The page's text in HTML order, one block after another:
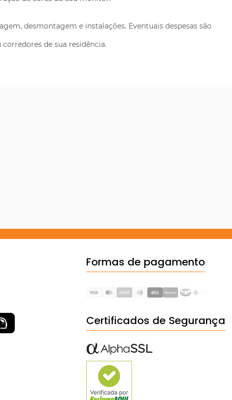
desmontagem e instalações. Eventuais despesas são
de sua residência.
Formas de pagamento
Certificados de Segurança